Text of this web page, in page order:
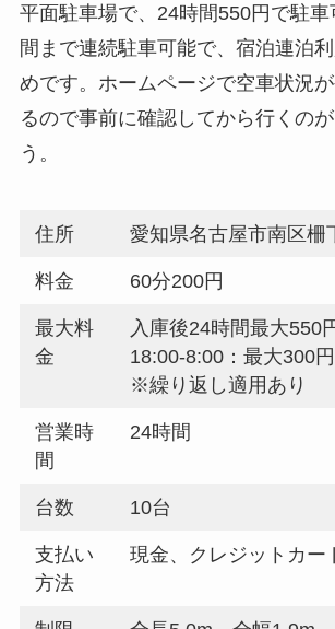
平面駐車場で、24時間550円で駐
間まで連続駐車可能で、宿泊連泊
めです。ホームページで空車状況
るので事前に確認してから行くの
う。
住所 愛知県名古屋市南区柵
料金 60分200円
最大料
金
入庫後24時間最大550
18:00-8:00：最大300円
※繰り返し適用あり
営業時
間
24時間
台数 10台
支払い
方法
現金、クレジットカー